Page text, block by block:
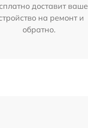
доставит ваше
на ремонт и
обратно.